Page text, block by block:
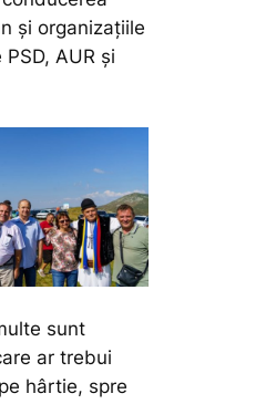
și organizațiile
AUR și
sunt
ar trebui
hârtie, spre